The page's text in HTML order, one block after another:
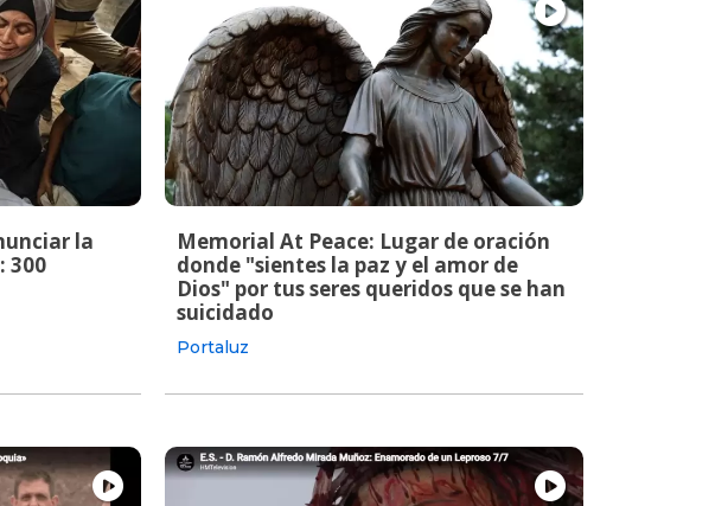
la
300
Memorial At Peace: Lugar de oración
donde "sientes la paz y el amor de
Dios" por tus seres queridos que se han
suicidado
Portaluz